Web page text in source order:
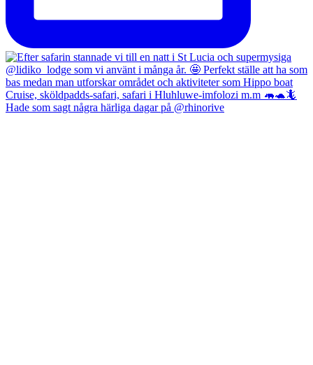
Hade som sagt några härliga dagar på @rhinorive